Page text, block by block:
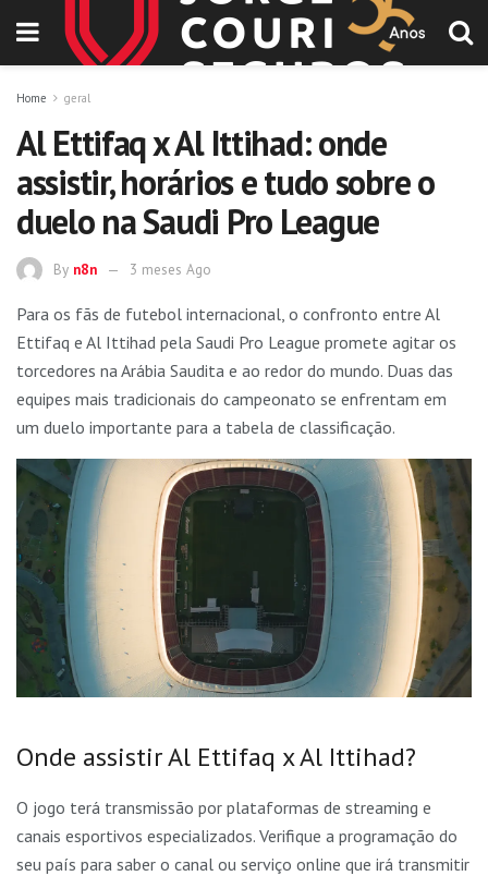
Home geral
Al Ettifaq x Al Ittihad: onde
assistir, horários e tudo sobre o
duelo na Saudi Pro League
By n8n 3 meses Ago
Para os fãs de futebol internacional, o confronto entre Al
Ettifaq e Al Ittihad pela Saudi Pro League promete agitar os
torcedores na Arábia Saudita e ao redor do mundo. Duas das
equipes mais tradicionais do campeonato se enfrentam em
um duelo importante para a tabela de classificação.
Onde assistir Al Ettifaq x Al Ittihad?
O jogo terá transmissão por plataformas de streaming e
canais esportivos especializados. Verifique a programação do
seu país para saber o canal ou serviço online que irá transmitir